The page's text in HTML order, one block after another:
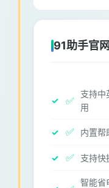
91助手官
✅
支持中
用
✅ 内置帮
✅ 支持快
智能省